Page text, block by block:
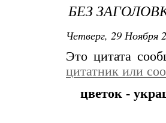
БЕЗ
Четверг, 29 Ноября
Это цитата
цитатник или
цветок -